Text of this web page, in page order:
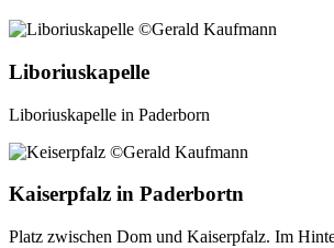
Liboriuskapelle
Liboriuskapelle in Paderborn
Kaiserpfalz in Paderbortn
Platz zwischen Dom und Kaiserpfalz. Im